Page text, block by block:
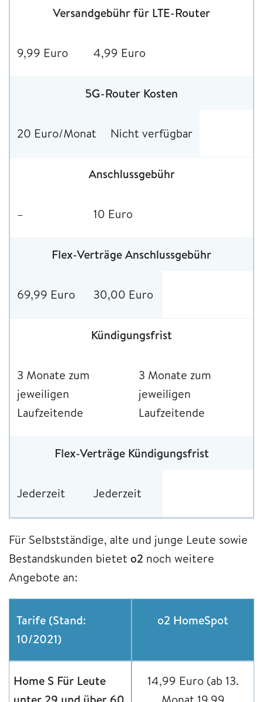
Versandgebühr für LTE-Router
9,99 Euro 4,99 Euro
5G-Router Kosten
20 Euro/Monat Nicht verfügbar
Anschlussgebühr
– 10 Euro
Flex-Verträge Anschlussgebühr
69,99 Euro 30,00 Euro
Kündigungsfrist
3 Monate zum
jeweiligen
Laufzeitende
3 Monate zum
jeweiligen
Laufzeitende
Flex-Verträge Kündigungsfrist
Jederzeit Jederzeit
Für Selbstständige, alte und junge Leute sowie
Bestandskunden bietet o2 noch weitere
Angebote an:
Tarife (Stand:
10/2021)
o2 HomeSpot
Home S Für Leute
14,99 Euro (ab 13.